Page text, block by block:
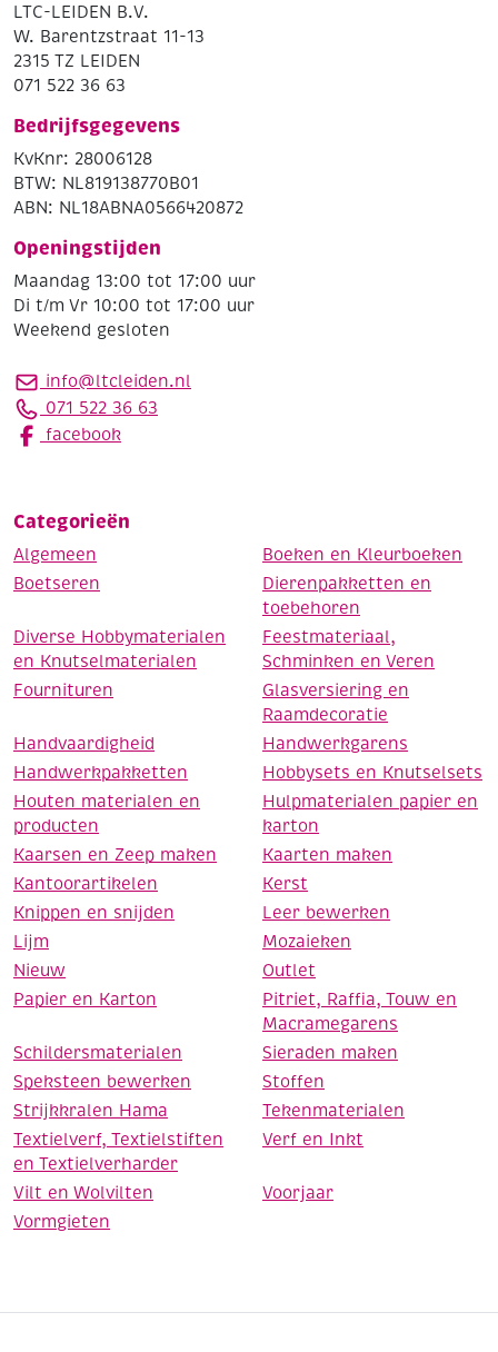
LTC-LEIDEN B.V.
W. Barentzstraat 11-13
2315 TZ LEIDEN
071 522 36 63
Bedrijfsgegevens
KvKnr: 28006128
BTW: NL819138770B01
ABN: NL18ABNA0566420872
Openingstijden
Maandag 13:00 tot 17:00 uur
Di t/m Vr 10:00 tot 17:00 uur
Weekend gesloten
info@ltcleiden.nl
071 522 36 63
facebook
Categorieën
Algemeen
Boeken en Kleurboeken
Boetseren
Dierenpakketten en
toebehoren
Diverse Hobbymaterialen
en Knutselmaterialen
Feestmateriaal,
Schminken en Veren
Fournituren
Glasversiering en
Raamdecoratie
Handvaardigheid
Handwerkgarens
Handwerkpakketten
Hobbysets en Knutselsets
Houten materialen en
producten
Hulpmaterialen papier en
karton
Kaarsen en Zeep maken
Kaarten maken
Kantoorartikelen
Kerst
Knippen en snijden
Leer bewerken
Lijm
Mozaieken
Nieuw
Outlet
Papier en Karton
Pitriet, Raffia, Touw en
Macramegarens
Schildersmaterialen
Sieraden maken
Speksteen bewerken
Stoffen
Strijkkralen Hama
Tekenmaterialen
Textielverf, Textielstiften
en Textielverharder
Verf en Inkt
Vilt en Wolvilten
Voorjaar
Vormgieten